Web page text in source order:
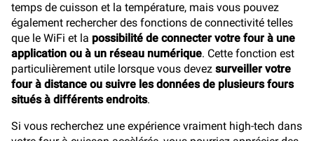
temps de cuisson et la température, mais vous pouvez
également rechercher des fonctions de connectivité telles
que le WiFi et la possibilité de connecter votre four à une
application ou à un réseau numérique. Cette fonction est
particulièrement utile lorsque vous devez surveiller votre
four à distance ou suivre les données de plusieurs fours
situés à différents endroits.
Si vous recherchez une expérience vraiment high-tech dans